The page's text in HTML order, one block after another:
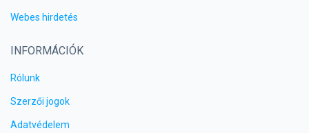
Webes hirdetés
INFORMÁCIÓK
Rólunk
Szerzői jogok
Adatvédelem